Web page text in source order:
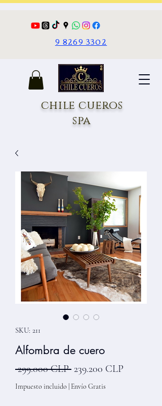
chile cueros
spa
9 8269 3302
SKU: 211
Alfombra de cuero
299.000 CLP Precio
239.200 CLP
Impuesto incluido Envío Gratis